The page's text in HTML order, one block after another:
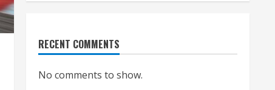
RECENT COMMENTS
No comments to show.